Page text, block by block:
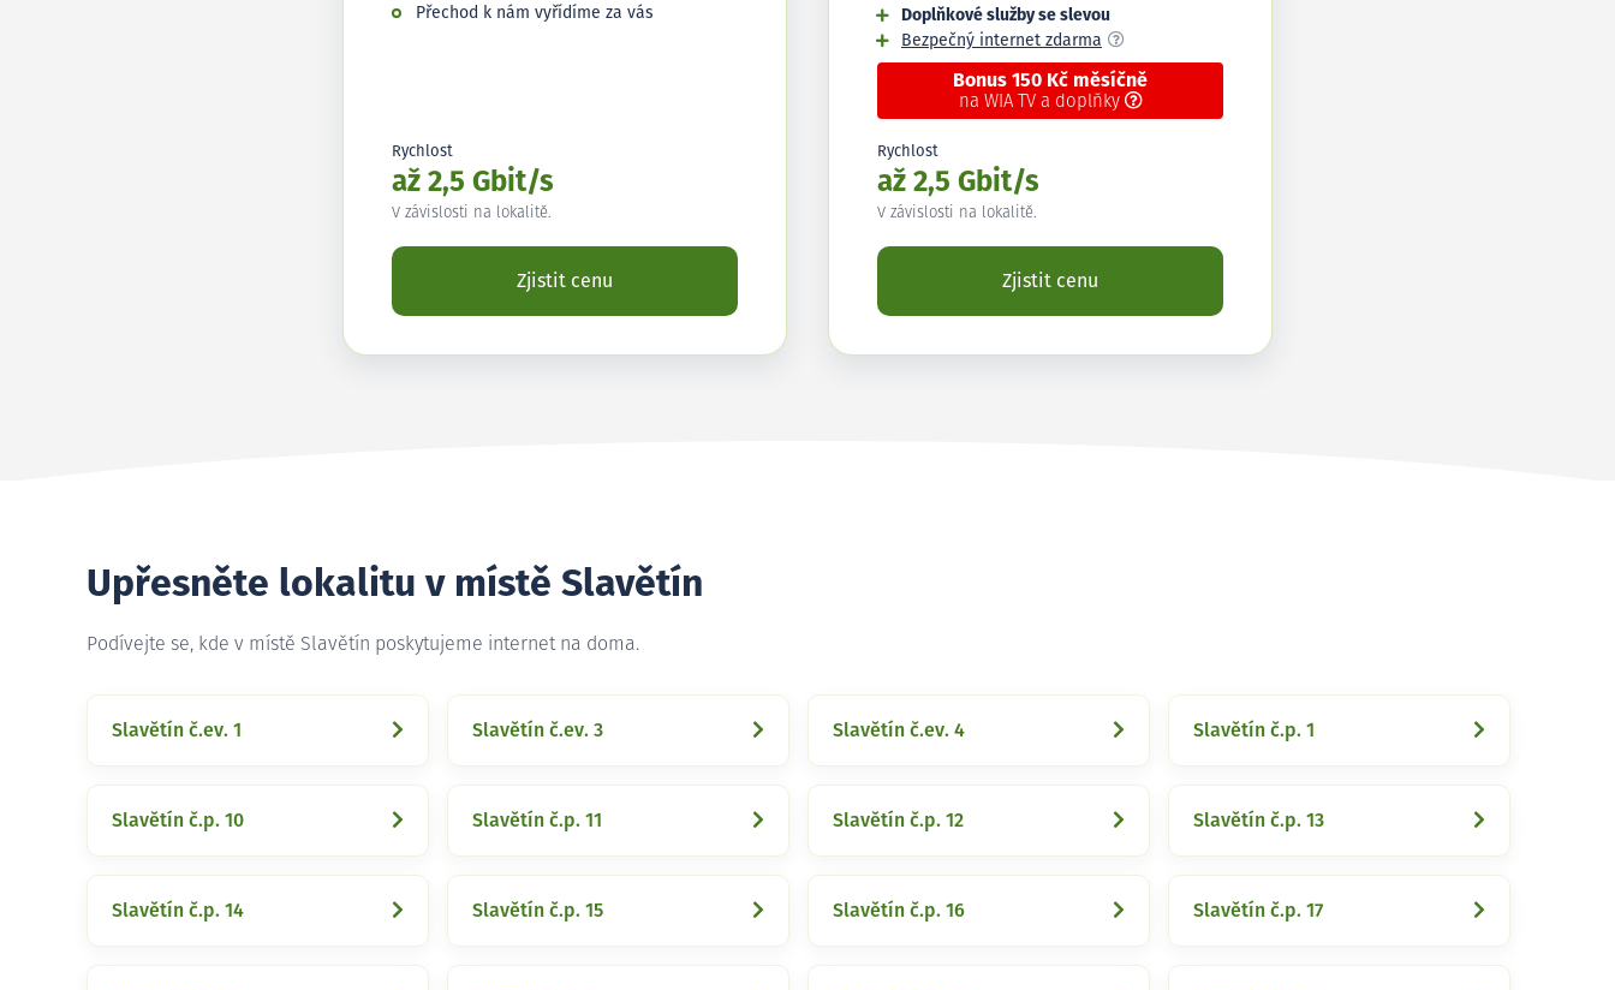
Přechod k nám vyřídíme za vás
Rychlost
až 2,5 Gbit/s
V závislosti na lokalitě.
Zjistit cenu
Doplňkové služby se slevou
Bezpečný internet zdarma
Bonus 150 Kč měsíčně
na WIA TV a doplňky
Rychlost
až 2,5 Gbit/s
V závislosti na lokalitě.
Zjistit cenu
Upřesněte lokalitu v místě Slavětín
Podívejte se, kde v místě Slavětín poskytujeme internet na doma.
Slavětín č.ev. 1 Slavětín č.ev. 3 Slavětín č.ev. 4 Slavětín č.p. 1
Slavětín č.p. 10 Slavětín č.p. 11 Slavětín č.p. 12 Slavětín č.p. 13
Slavětín č.p. 14 Slavětín č.p. 15 Slavětín č.p. 16 Slavětín č.p. 17